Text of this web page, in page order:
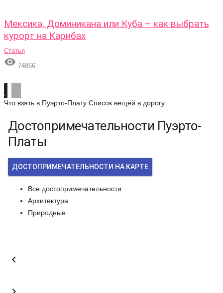
Мексика, Доминикана или Куба – как выбрать
курорт на Карибах
Статья
 74866
Что взять в Пуэрто-Плату Список вещей в дорогу
Достопримечательности Пуэрто-
Платы
ДОСТОПРИМЕЧАТЕЛЬНОСТИ НА КАРТЕ
Все достопримечательности
Архитектура
Природные
